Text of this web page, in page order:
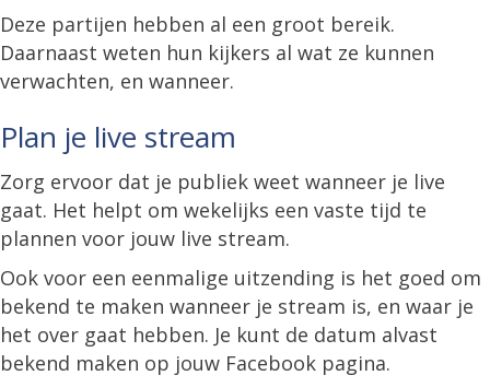
Deze partijen hebben al een groot bereik.
Daarnaast weten hun kijkers al wat ze kunnen
verwachten, en wanneer.
Plan je live stream
Zorg ervoor dat je publiek weet wanneer je live
gaat. Het helpt om wekelijks een vaste tijd te
plannen voor jouw live stream.
Ook voor een eenmalige uitzending is het goed om
bekend te maken wanneer je stream is, en waar je
het over gaat hebben. Je kunt de datum alvast
bekend maken op jouw Facebook pagina.